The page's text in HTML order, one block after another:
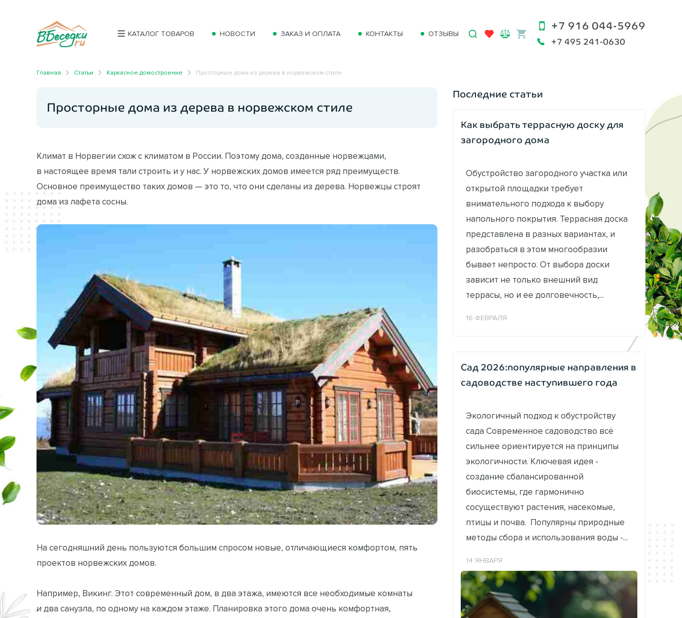
КАТАЛОГ ТОВАРОВ НОВОСТИ ЗАКАЗ И ОПЛАТА КОНТАКТЫ ОТЗЫВЫ
+7 916 044-5969
+7 495 241-0630
Главная Статьи Каркасное домостроение Просторные дома из дерева в норвежском стиле
Просторные дома из дерева в норвежском стиле
Климат в Норвегии схож с климатом в России. Поэтому дома, созданные норвежцами,
в настоящее время тали строить и у нас. У норвежских домов имеется ряд преимуществ.
Основное преимущество таких домов — это то, что они сделаны из дерева. Норвежцы строят
дома из лафета сосны.
На сегодняшний день пользуются большим спросом новые, отличающиеся комфортом, пять
проектов норвежских домов.
Например, Викинг. Этот современный дом, в два этажа, имеются все необходимые комнаты
и два санузла, по одному на каждом этаже. Планировка этого дома очень комфортная,
Последние статьи
Как выбрать террасную доску для
загородного дома
Обустройство загородного участка или
открытой площадки требует
внимательного подхода к выбору
напольного покрытия. Террасная доска
представлена в разных вариантах, и
разобраться в этом многообразии
бывает непросто. От выбора доски
зависит не только внешний вид
террасы, но и ее долговечность,...
16 ФЕВРАЛЯ
Сад 2026:популярные направления в
садоводстве наступившего года
Экологичный подход к обустройству
сада Современное садоводство всё
сильнее ориентируется на принципы
экологичности. Ключевая идея -
создание сбалансированной
биосистемы, где гармонично
сосуществуют растения, насекомые,
птицы и почва. Популярны природные
методы сбора и использования воды -...
14 ЯНВАРЯ